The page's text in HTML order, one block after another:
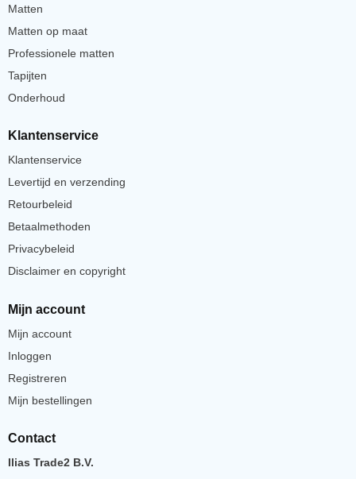
Matten
Matten op maat
Professionele matten
Tapijten
Onderhoud
Klantenservice
Klantenservice
Levertijd en verzending
Retourbeleid
Betaalmethoden
Privacybeleid
Disclaimer en copyright
Mijn account
Mijn account
Inloggen
Registreren
Mijn bestellingen
Contact
Ilias Trade2 B.V.